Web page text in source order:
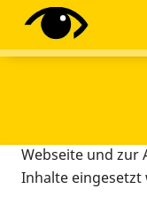
Diese Webseite
Tracking-Tools
Webseite und zur
Inhalte eingesetzt